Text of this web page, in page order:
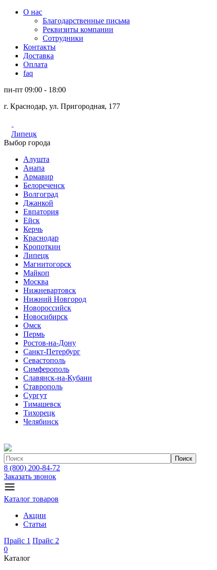
О нас
Благодарственные письма
Реквизиты компании
Сотрудники
Контакты
Доставка
Оплата
faq
пн-пт 09:00 - 18:00
г. Краснодар, ул. Пригородная, 177
Липецк
Выбор города
Алушта
Анапа
Армавир
Белореченск
Волгоград
Джанкой
Евпатория
Ейск
Керчь
Краснодар
Кропоткин
Липецк
Магнитогорск
Майкоп
Москва
Нижневартовск
Нижний Новгород
Новороссийск
Новосибирск
Омск
Пермь
Ростов-на-Дону
Санкт-Петербург
Севастополь
Симферополь
Славянск-на-Кубани
Ставрополь
Сургут
Тимашевск
Тихорецк
Челябинск
Поиск
8 (800) 200-84-72
Заказать звонок
Каталог товаров
Акции
Статьи
Прайс 1 Прайс 2
0
Каталог